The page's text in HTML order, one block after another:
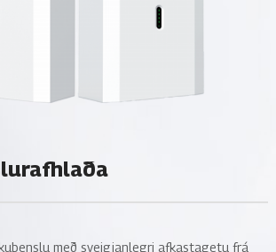
með sveigjanlegri afkastagetu frá